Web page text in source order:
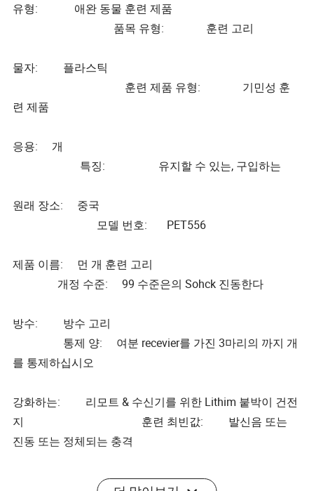
유형: 애완 동물 훈련 제품
품목 유형: 훈련 고리
물자: 플라스틱
훈련 제품 유형: 기민성 훈
련 제품
응용: 개
특징: 유지할 수 있는, 구입하는
원래 장소: 중국
모델 번호: PET556
제품 이름: 먼 개 훈련 고리
개정 수준: 99 수준은의 Sohck 진동한다
방수: 방수 고리
통제 양: 여분 recevier를 가진 3마리의 까지 개
를 통제하십시오
강화하는: 리모트 & 수신기를 위한 Lithim 붙박이 건전
지 훈련 최빈값: 발신음 또는
진동 또는 정체되는 충격
먼 범위: 880 야드까지 (열려있는 분야에서)